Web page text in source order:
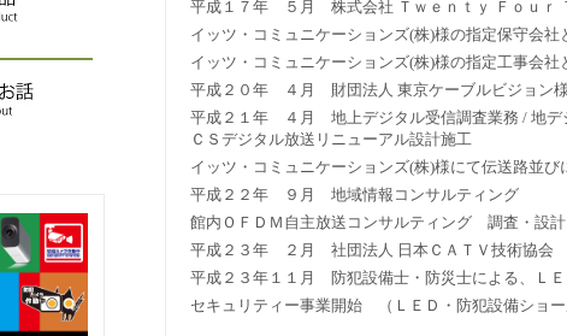
平成１７年 ５月 株式会社 Ｔｗｅｎｔｙ Ｆｏｕｒ
イッツ・コミュニケーションズ(株)様の指定保守会社
イッツ・コミュニケーションズ(株)様の指定工事会社
平成２０年 ４月 財団法人 東京ケーブルビジョン様
平成２１年 ４月 地上デジタル受信調査業務 / 地
ＣＳデジタル放送リニューアル設計施工
イッツ・コミュニケーションズ(株)様にて伝送路並び
平成２２年 ９月 地域情報コンサルティング
館内ＯＦＤＭ自主放送コンサルティング 調査・設
平成２３年 ２月 社団法人 日本ＣＡＴＶ技術協会
平成２３年１１月 防犯設備士・防災士による、Ｌ
セキュリティー事業開始 （ＬＥＤ・防犯設備ショー